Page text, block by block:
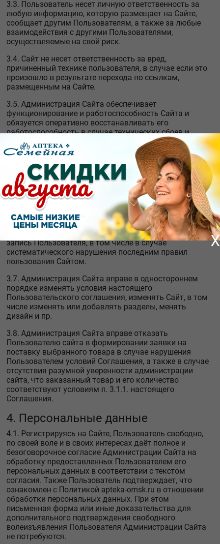
3.3. Пользователь несет личную ответственность за
любую информацию, которую размещает на Сайте,
сообщает другим Пользователям, а также за любые
взаимодействия с другими Пользователями,
осуществляемые на свой риск.
3.4. Сайт не несет ответственность за вред,
причиненный технике пользователя, в случае если это
произошло в результате перехода по ссылкам,
размещенным на Сайте.
3.5. Администрация Сайта обеспечивает
функционирование и работоспособность Сайта и
обязуется оперативно восстанавливать его
работоспособность в случае технических сбоев и
перерывов. Администрация Сайта не несет
ответственности за временные сбои и перерывы в
работе Сайта и вызванные ими потерю информации.
Администрация не несет ответственности за любой
ущерб компьютеру Пользователя или иного лица,
мобильным устройствам, любому другому
оборудованию или программному обеспечению,
вызванный или связанный со скачиванием материалов
по ссылкам, размещенным на Сайте.
3.6. Администрация Сайта вправе удалить учетную
запись Пользователя, в том числе в случае
систематического нарушения последним правил
пользования Сайтом.
3.7. Администрация Сайта вправе в одностороннем
порядке изменять условия настоящего
Пользовательского соглашения, изменять Сайт, в том
числе изменять или добавлять разделы, менять
дизайн и пр.
3.8. Администрация Сайта вправе отказать
Пользователю сайта в формировании заявки на
поставку выбранного товара в случае нарушения
Пользователем условий Соглашения, а также в случае
отсутствия разумной уверенности администрации
сайта, что заказанный товар и его количество
соответствуют условиям п. 3.1.1. настоящего
Соглашения.
4. Персональные данные
4.1. Регистрируясь на Сайте, Пользователь свободно,
по своей воле и в своих интересах даёт полное и
безоговорочное согласие Администрации Сайта на
обработку предоставленных Пользователем его
персональных данных в соответствии с текстом
согласия. Также Пользователь подтверждает, что
ознакомлен с Политикой apteka-omsk.ru в отношении
обработки персональных данных. При этом
письменная форма или иные доказательства для
дополнительного подтверждения свободного
волеизъявления Пользователя Администрации Сайта
не потребуются.
X